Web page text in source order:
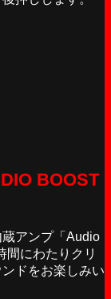
BOOST
アンプ「Audio
間にわたりクリ
ドをお楽しみい